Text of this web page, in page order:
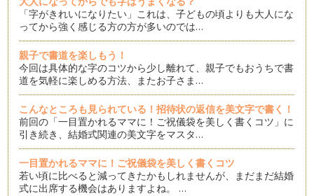
「字がきれいになりたい」これは、子どもの頃よりも大人にな
ってから強く感じる方の方が多いのでは…
親子で書道を楽しもう！
今回は具体的な字のコツから少し離れて、親子でもおうちで書
道を気軽に楽しめる方法、またお子さま…
こんなところも見られている！招待状の返信を美文字で書く！
前回の「一目置かれるママに！ご祝儀袋を美しく書くコツ」に
引き続き、結婚式関連の美文字をマスタ…
一目置かれるママに！ご祝儀袋を美しく書くコツ
若い頃に比べると減ってきたかもしれませんが、まだまだ結婚
式に出席する機会はありますよね。 …